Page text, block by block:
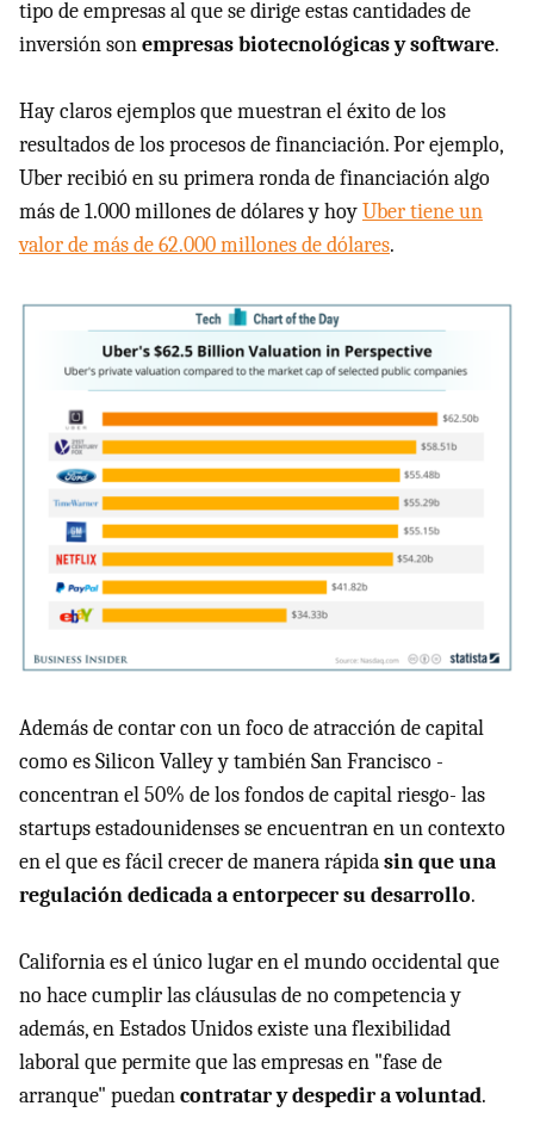
tipo de empresas al que se dirige estas cantidades de
inversión sonempresas biotecnológicas y software.
Hay claros ejemplos que muestran el éxito de los
resultados de los procesos de financiación. Por ejemplo,
Uber recibió en su primera ronda de financiación algo
más de 1.000 millones de dólares y hoyUber tiene un
valor de más de 62.000 millones de dólares.
Además de contar con un foco de atracción de capital
como es Silicon Valley y también San Francisco -
concentran el 50% de los fondos de capital riesgo- las
startups estadounidenses se encuentran en un contexto
en el que es fácil crecer de manera rápidasin que una
regulación dedicada a entorpecer su desarrollo.
California es el único lugar en el mundo occidental que
no hace cumplir las cláusulas de no competencia y
además, en Estados Unidos existe una flexibilidad
laboral que permite que las empresas en "fase de
arranque" puedancontratar y despedir a voluntad.